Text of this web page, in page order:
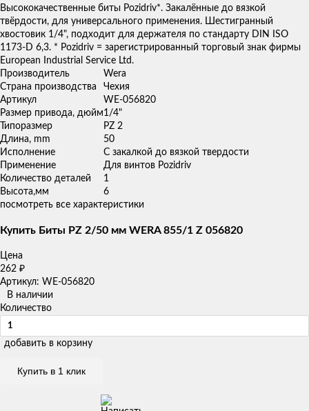
товаров
Высококачественные биты Pozidriv*. Закалённые до вязкой
твёрдости, для универсального применения. Шестигранный
хвостовик 1/4", подходит для держателя по стандарту DIN ISO
1173-D 6,3. * Pozidriv = зарегистрированный торговый знак фирмы
European Industrial Service Ltd.
Производитель
Wera
Страна производства
Чехия
Артикул
WE-056820
Размер привода, дюйм1/4"
Типоразмер
PZ 2
Длина, mm
50
Исполнение
С закалкой до вязкой твердости
Применение
Для винтов Pozidriv
Количество деталей
1
Высота,мм
6
посмотреть все характеристики
Купить Биты PZ 2/50 мм WERA 855/1 Z 056820
Цена
262 ₽
Артикул: WE-056820
В наличии
Количество
добавить в корзину
Купить в 1 клик